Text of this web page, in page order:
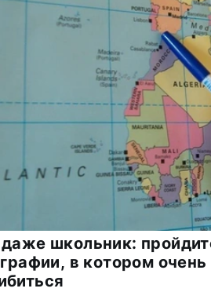
школьник:
в котором очень